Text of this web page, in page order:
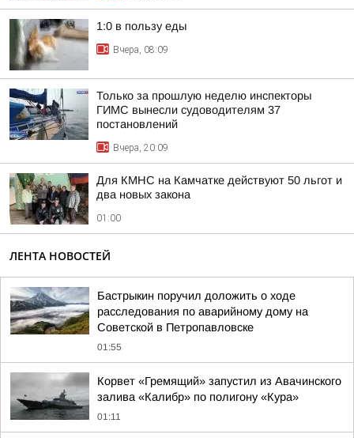
1:0 в пользу еды
Вчера, 08:09
Только за прошлую неделю инспекторы
ГИМС вынесли судоводителям 37
постановлений
Вчера, 20:09
Для КМНС на Камчатке действуют 50 льгот и
два новых закона
01:00
ЛЕНТА НОВОСТЕЙ
Бастрыкин поручил доложить о ходе
расследования по аварийному дому на
Советской в Петропавловске
01:55
Корвет «Гремящий» запустил из Авачинского
залива «Калибр» по полигону «Кура»
01:11